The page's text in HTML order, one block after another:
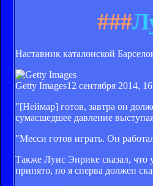
###
Наставник каталонской
Getty Images12 сентября 2014,
"[Неймар] готов, завтра он
сумасшедшее давление
"Месси готов играть. Он
Также Луис Энрике сказал, что
принято, но я сперва должен